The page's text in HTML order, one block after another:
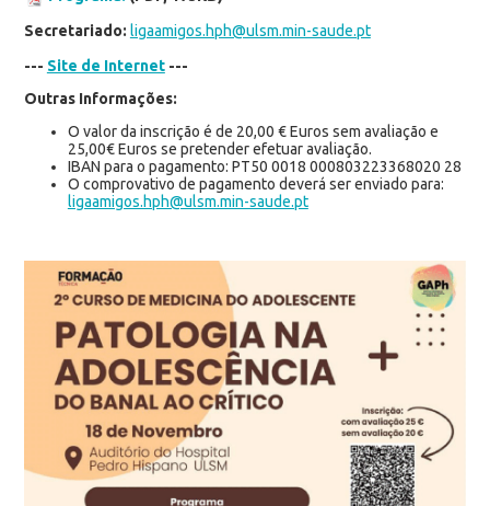
Secretariado: ligaamigos.hph@ulsm.min-saude.pt
--- Site de Internet---
Outras Informações:
O valor da inscrição é de 20,00 € Euros sem avaliação e
25,00€ Euros se pretender efetuar avaliação.
IBAN para o pagamento: PT50 0018 000803223368020 28
O comprovativo de pagamento deverá ser enviado para:
ligaamigos.hph@ulsm.min-saude.pt